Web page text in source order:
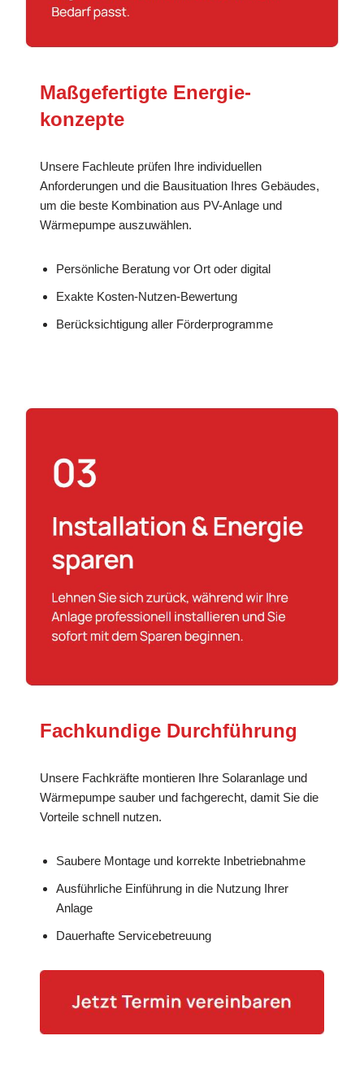
Maßgefertigte Energie­
konzepte
Unsere Fachleute prüfen Ihre individuellen
Anforderungen und die Bausituation Ihres Gebäudes,
um die beste Kombination aus PV-Anlage und
Wärmepumpe auszuwählen.
Persönliche Beratung vor Ort oder digital
Exakte Kosten-Nutzen-Bewertung
Berücksichtigung aller Förderprogramme
Fachkundige Durchführung
Unsere Fachkräfte montieren Ihre Solaranlage und
Wärmepumpe sauber und fachgerecht, damit Sie die
Vorteile schnell nutzen.
Saubere Montage und korrekte Inbetriebnahme
Ausführliche Einführung in die Nutzung Ihrer
Anlage
Dauerhafte Servicebetreuung